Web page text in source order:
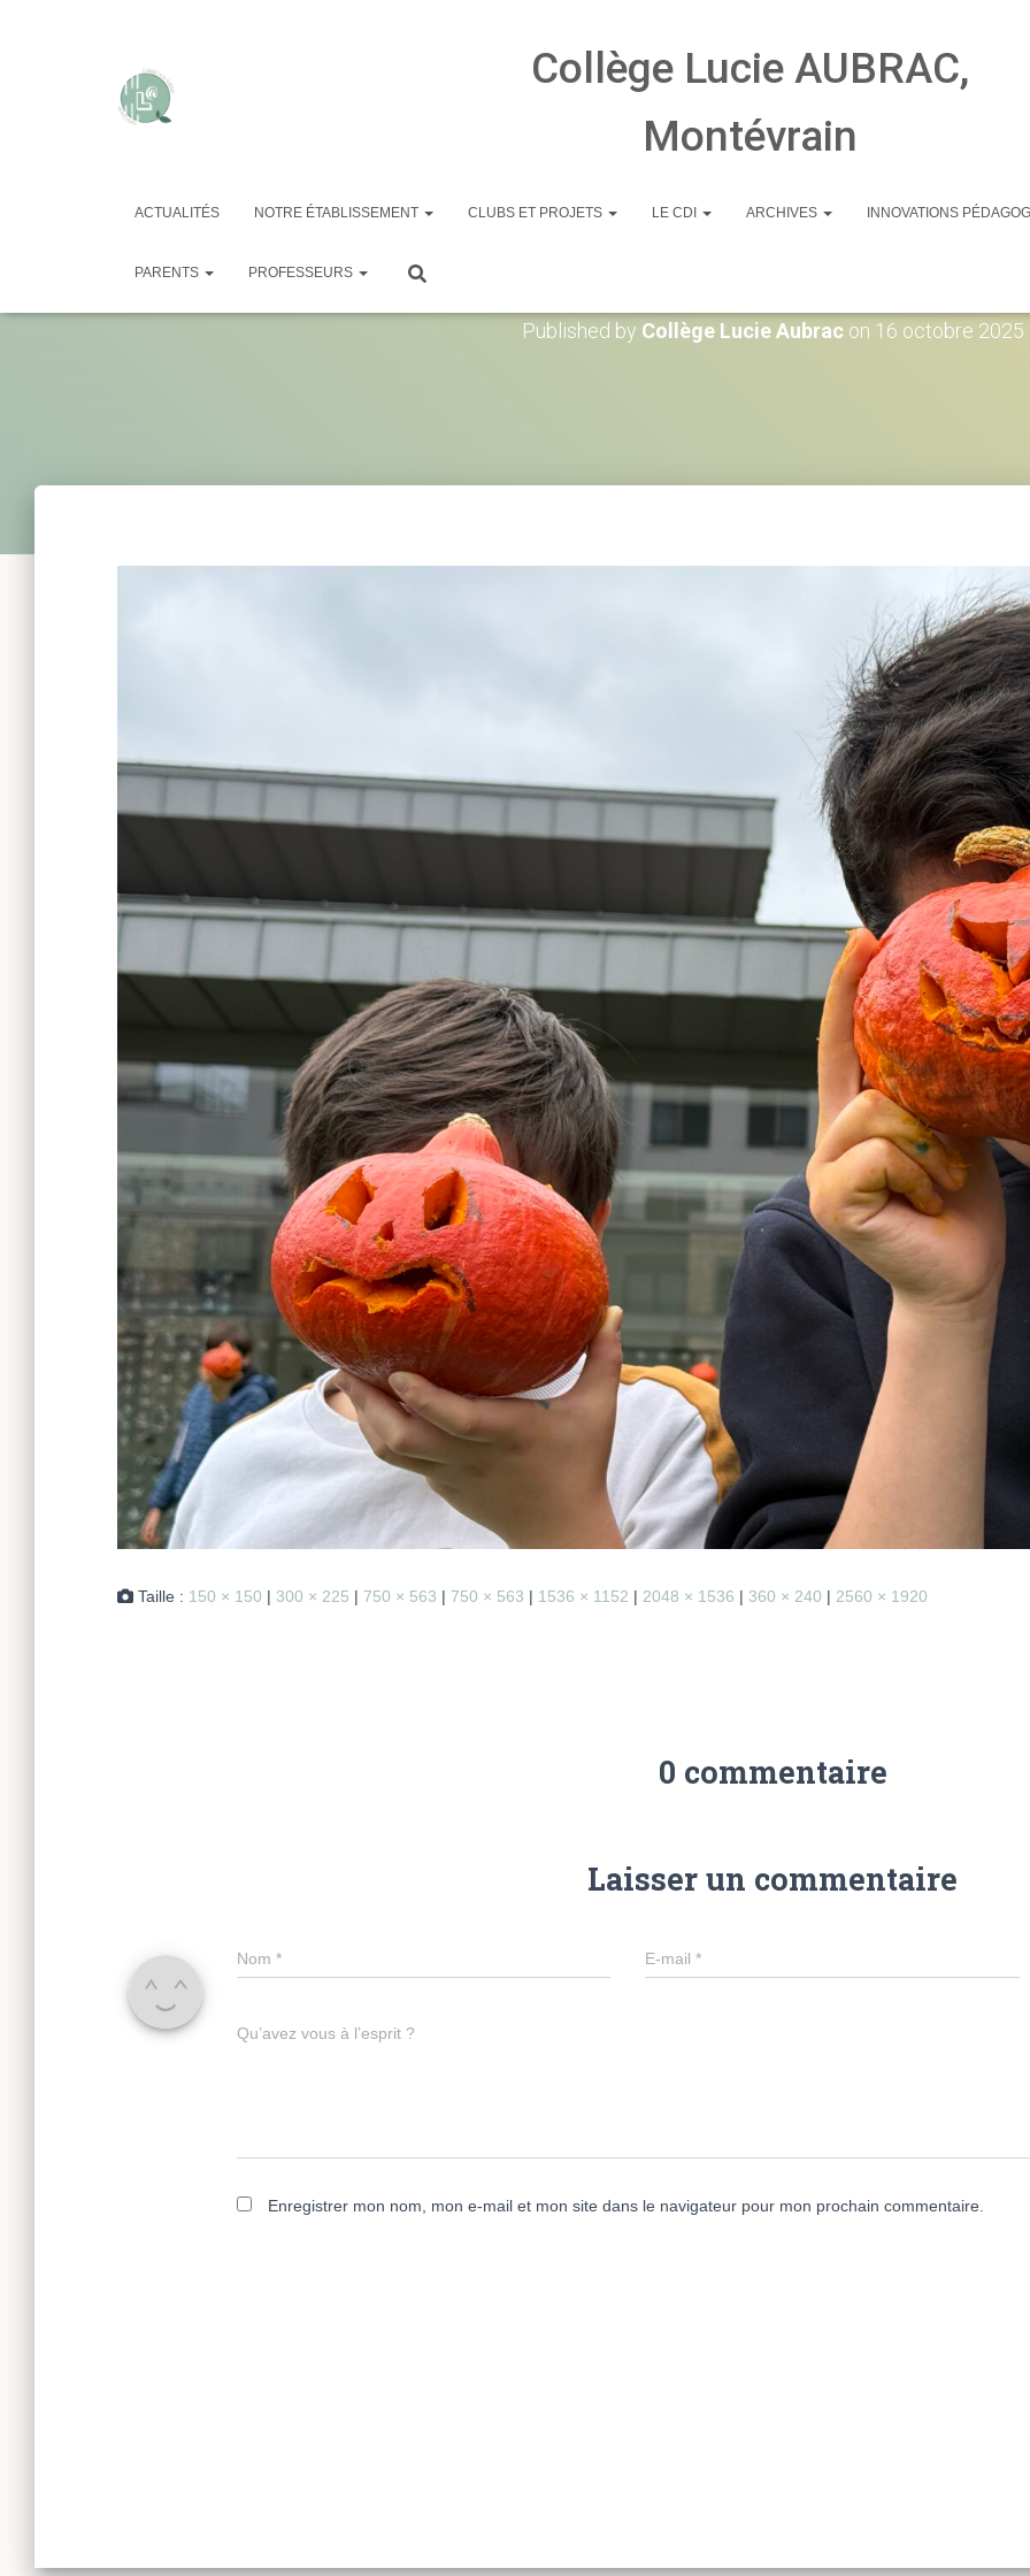
Collège Lucie AUBRAC,
Montévrain
ACTUALITÉS NOTRE ÉTABLISSEMENT CLUBS ET PROJETS LE CDI ARCHIVES INNOVATIONS
PARENTS PROFESSEURS
Published by Collège Lucie Aubracon 16 octobre 2025
Taille : 150 × 150 | 300 × 225 | 750 × 563 | 750 × 563 | 1536 × 1152 | 2048 × 1536 | 360 × 240 | 2560 × 1920
0 commentaire
Laisser un commentaire
Nom * E-mail*
Qu’avez vous à l’esprit ?
Enregistrer mon nom, mon e-mail et mon site dans le navigateur pour mon prochain commentaire.